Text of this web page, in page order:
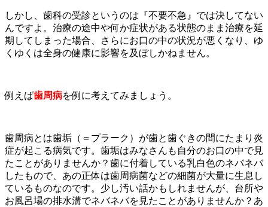
しかし、歯科の受診というのは『不要不急』では決してない
んですよ。治療の途中や何か症状がある状態のまま治療を延
期してしまった場合、さらにお口の中の状況が悪くなり、ゆ
くゆくは全身の健康に影響を及ぼしかねません。
例えば歯周病を例に考えてみましょう。
歯周病とは歯垢（＝プラーク）が歯と歯ぐきの間にたまり炎
症が起こる病気です。歯垢はみなさんも自分のお口の中で見
たことがありませんか？歯に付着している乳白色のネバネバ
したもので、あの正体は歯周病菌などの細菌が大量に生息し
ているものなのです。少し汚い話かもしれませんが、台所や
お風呂場の排水溝でネバネバを見たことがありませんか？あ